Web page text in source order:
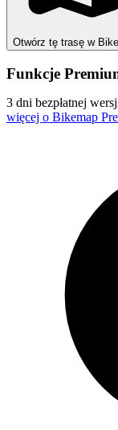
Otwórz tę trasę w
Funkcje
3 dni bezpłatnej
więcej o Bikemap